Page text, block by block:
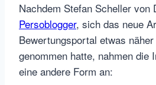
Nachdem Stefan Scheller von
Persoblogger, sich das neue
Bewertungsportal etwas
genommen hatte, nahmen die
eine andere Form an: